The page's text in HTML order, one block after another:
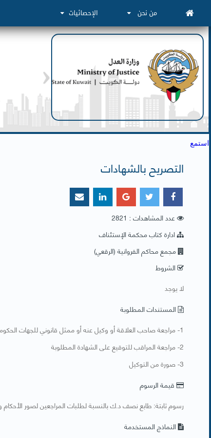
من نحن الإحصائيات
استمع
التصريح بالشهادات
عدد المشاهدات : 2821
ادارة كتاب محكمة الإستئناف
مجمع محاكم الفروانية (الرقعي)
الشروط
​لا يوجد
المستندات المطلوبة
​1- مراجعة صاحب العلاقة أو وكيل عنه أو ممثل قانوني للجهات الحكومية لتوقيع رئيس قسم المتابعة على الشهادة المطلوبة
2- مراجعة المراقب للتوقيع على الشهادة المطلوبة
3- صورة من التوكيل
قيمة الرسوم
رسوم ثابتة: طابع نصف د.ك بالنسبة لطلبات المراجعين لصور
النماذج المستخدمة